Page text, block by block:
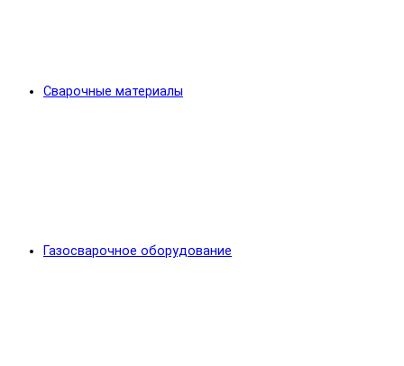
Сварочные материалы
Газосварочное оборудование